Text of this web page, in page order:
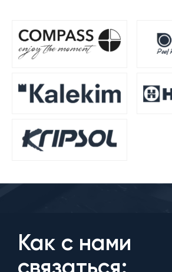
Как с нами
связаться: